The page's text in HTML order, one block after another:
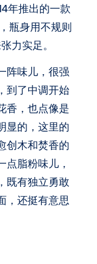
年推出的一款
瓶身用不规则
力实足。
阵味儿，很强
到了中调开始
香，也点像是
显的，这里的
创木和焚香的
点脂粉味儿，
既有独立勇敢
，还挺有意思